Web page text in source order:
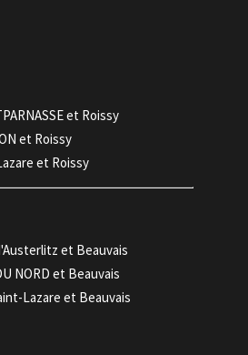
et Roissy
et Roissy
et Roissy
et Beauvais
NORD et Beauvais
Lazare et Beauvais